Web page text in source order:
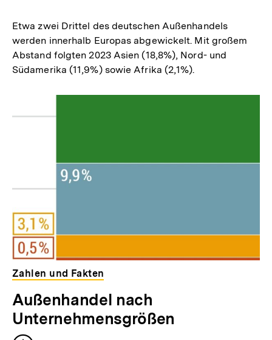
Etwa zwei Drittel des deutschen Außenhandels
werden innerhalb Europas abgewickelt. Mit großem
Abstand folgten 2023 Asien (18,8%), Nord- und
Südamerika (11,9%) sowie Afrika (2,1%).
Zahlen und Fakten
Außenhandel nach
Unternehmensgrößen